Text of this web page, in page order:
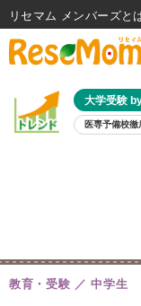
大学受験
医専予備校徹
教育・受験 中学生
リセマム メンバーズ